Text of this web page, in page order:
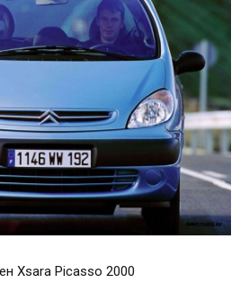
Xsara Picasso 2000